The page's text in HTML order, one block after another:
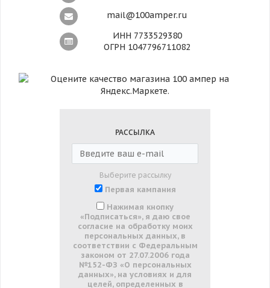
mail@100amper.ru
ИНН 7733529380
ОГРН 1047796711082
РАССЫЛКА
Выберите рассылку
Первая кампания
Нажимая кнопку
«Подписаться», я даю свое
согласие на обработку моих
персональных данных, в
соответствии с Федеральным
законом от 27.07.2006 года
№152-ФЗ «О персональных
данных», на условиях и для
целей, определенных в